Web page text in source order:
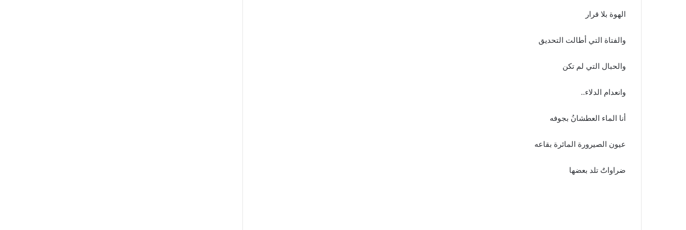
الهوة بلا قرار
والفتاة التي أطالت التحديق
والحبال التي لم تكن
وانعدام الدلاء..
أنا الماء العطشانُ بجوفه
عيون الصيرورة المائرة بقاعه
ضراواتٌ تلد بعضها